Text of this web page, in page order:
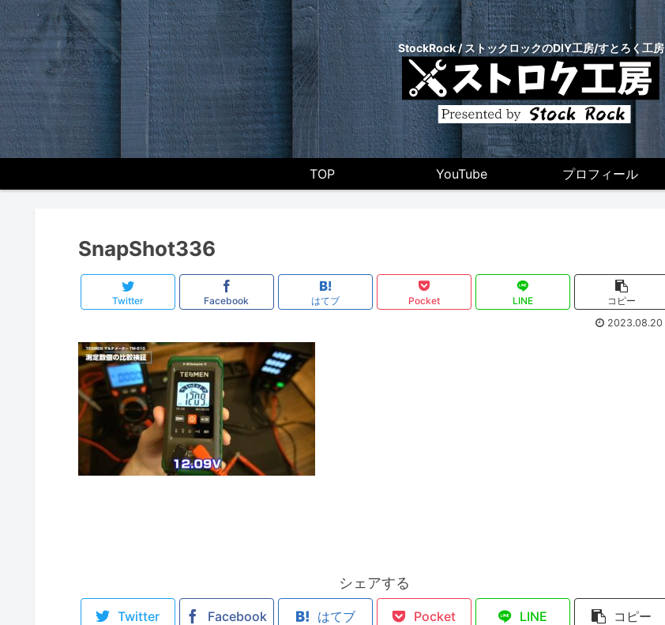
StockRock / ストックロックのDIY工房/すとろく工房
TOP YouTube プロフィール
SnapShot336
Twitter Facebook はてブ Pocket LINE
コピー
2023.08.20
シェアする
Twitter Facebook はてブ Pocket LINE コピー